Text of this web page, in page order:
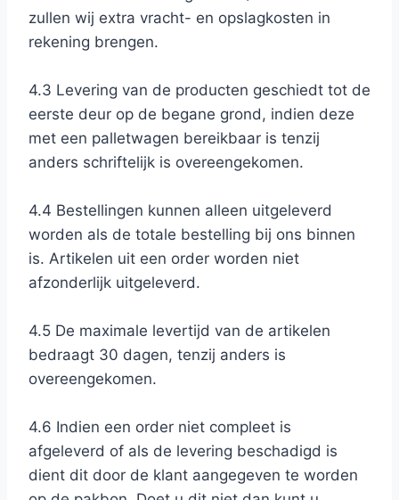
zullen wij extra vracht- en opslagkosten in
rekening brengen.
4.3 Levering van de producten geschiedt tot de
eerste deur op de begane grond, indien deze
met een palletwagen bereikbaar is tenzij
anders schriftelijk is overeengekomen.
4.4 Bestellingen kunnen alleen uitgeleverd
worden als de totale bestelling bij ons binnen
is. Artikelen uit een order worden niet
afzonderlijk uitgeleverd.
4.5 De maximale levertijd van de artikelen
bedraagt 30 dagen, tenzij anders is
overeengekomen.
4.6 Indien een order niet compleet is
afgeleverd of als de levering beschadigd is
dient dit door de klant aangegeven te worden